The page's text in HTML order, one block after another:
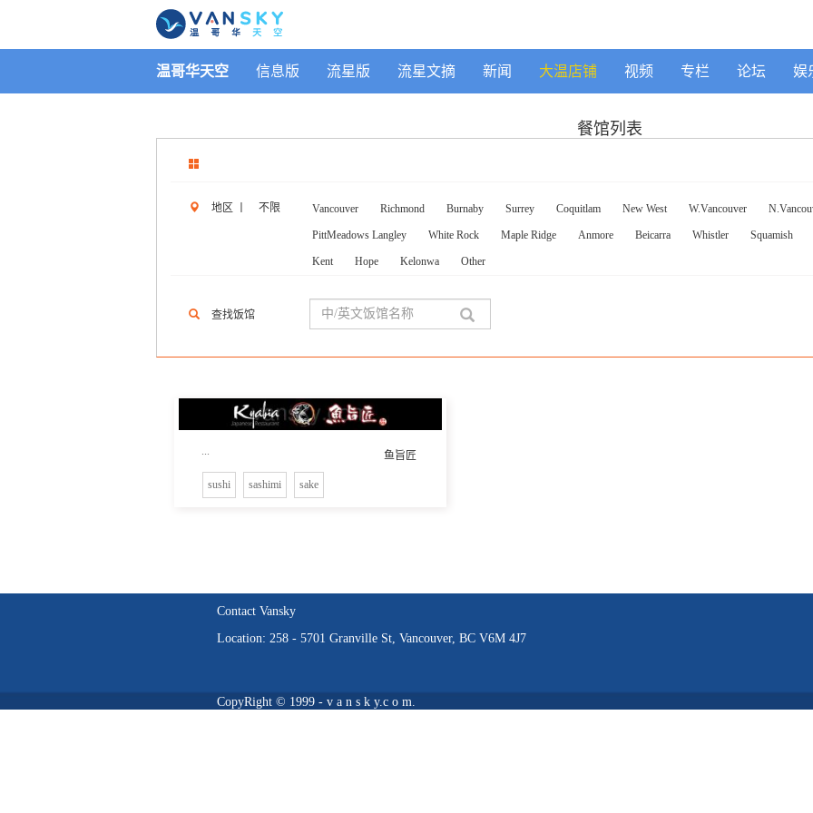
温哥华天空 信息版 流星版 流星文摘 新闻 大温店铺 视频 专栏 论坛 娱
餐馆列表
地区 不限 Vancouver Richmond Burnaby Surrey Coquitlam New West W.Vancouver
PittMeadows Langley White Rock Maple Ridge Anmore Beicarra Whistler Squamish
Kent Hope Kelonwa Other
查找饭馆
鱼旨匠
sushi sashimi sake
Contact Vansky
Location: 258 - 5701 Granville St, Vancouver, BC V6M 4J7
CopyRight © 1999 - v a n s k y.c o m.